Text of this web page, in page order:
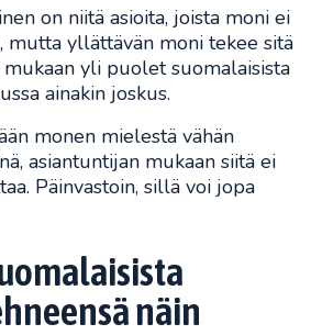
on niitä asioita, joista moni ei
mutta yllättävän moni tekee sitä
yli puolet suomalaisista
ainakin joskus.
monen mielestä vähän
asiantuntijan mukaan siitä ei
Päinvastoin, sillä voi jopa
näin